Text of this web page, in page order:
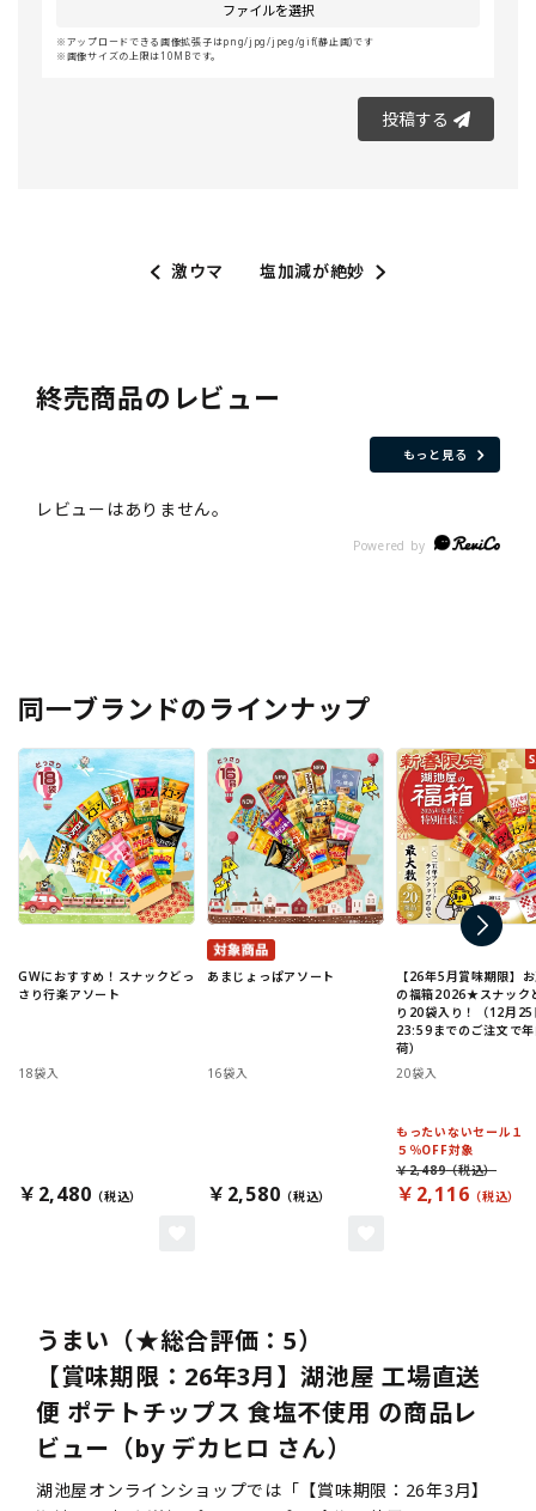
ファイルを選択
アップロードできる画像拡張子はpng/jpg/jpeg/gif(静止画)です
画像サイズの上限は10MBです。
投稿する
激ウマ 塩加減が絶妙
終売商品のレビュー
もっと見る
同一ブランドのラインナップ
GWにおすすめ！スナックどっ
さり行楽アソート
18袋入
￥2,480
あまじょっぱアソート
16袋入
￥2,580
【26年5月賞味期限】
の福箱2026★スナック
り20袋入り！（12月25
23:59までのご注文で
荷）
20袋入
もったいないセール１
５％OFF対象
￥2,116
￥2,489
うまい（★総合評価：5）
【賞味期限：26年3月】湖池屋 工場直送
便 ポテトチップス 食塩不使用 の商品レ
ビュー（by デカヒロ さん）
湖池屋オンラインショップでは「【賞味期限：26年3月】